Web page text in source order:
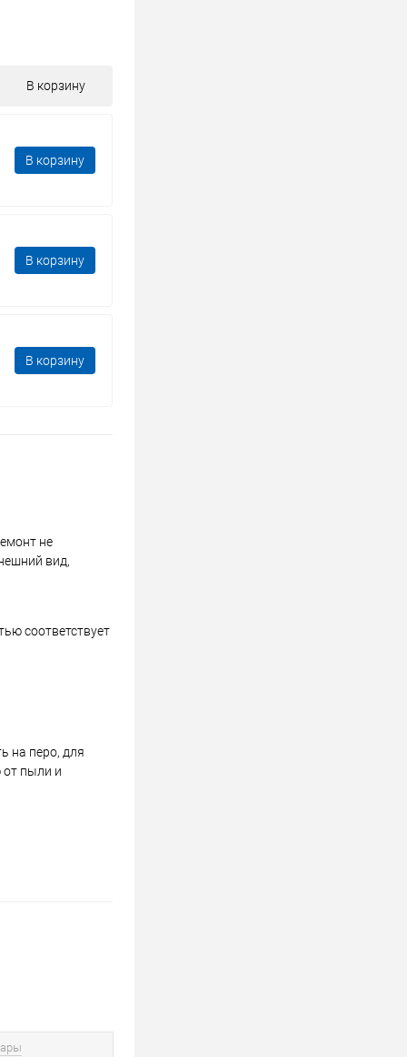
В корзину
В корзину
В корзину
В корзину
не
вид,
соответствует
на перо, для
от пыли и